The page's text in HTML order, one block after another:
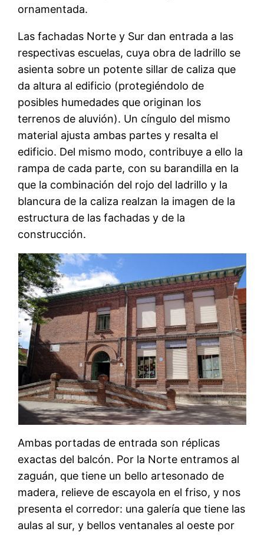
ornamentada.
Las fachadas Norte y Sur dan entrada a las
respectivas escuelas, cuya obra de ladrillo se
asienta sobre un potente sillar de caliza que
da altura al edificio (protegiéndolo de
posibles humedades que originan los
terrenos de aluvión). Un cíngulo del mismo
material ajusta ambas partes y resalta el
edificio. Del mismo modo, contribuye a ello la
rampa de cada parte, con su barandilla en la
que la combinación del rojo del ladrillo y la
blancura de la caliza realzan la imagen de la
estructura de las fachadas y de la
construcción.
Ambas portadas de entrada son réplicas
exactas del balcón. Por la Norte entramos al
zaguán, que tiene un bello artesonado de
madera, relieve de escayola en el friso, y nos
presenta el corredor: una galería que tiene las
aulas al sur, y bellos ventanales al oeste por